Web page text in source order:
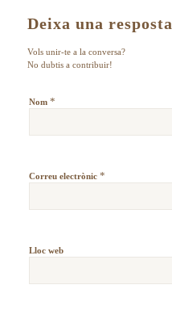
Deixa una resposta
Vols unir-te a la conversa?
No dubtis a contribuir!
Nom *
Correu electrònic *
Lloc web